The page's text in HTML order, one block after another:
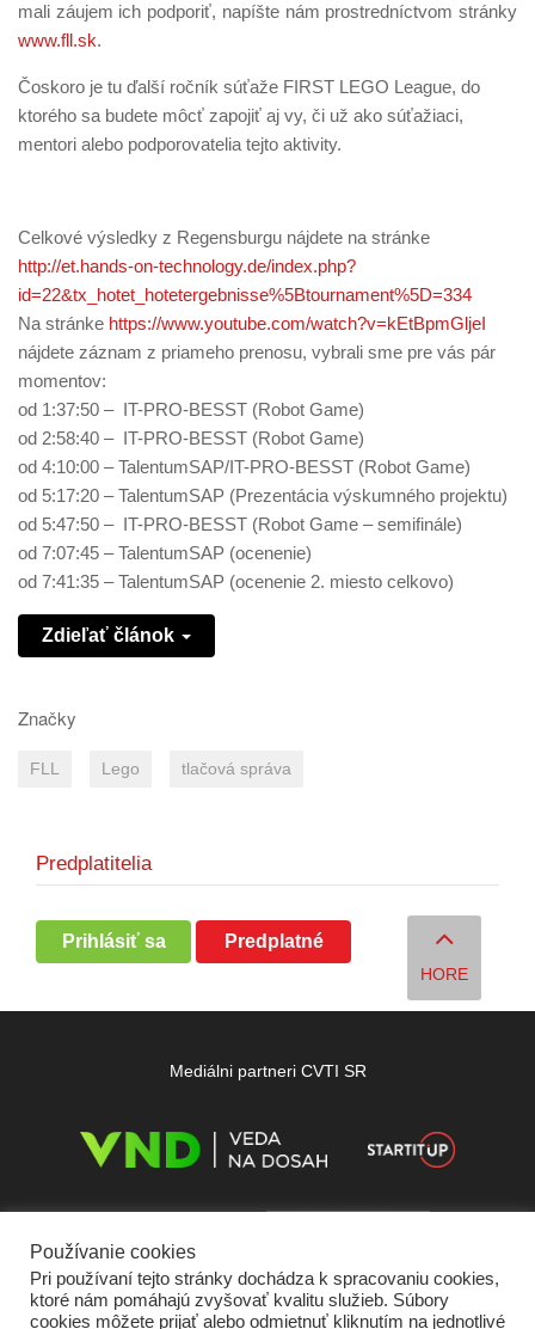
mali záujem ich podporiť, napíšte nám prostredníctvom stránky
www.fll.sk.
Čoskoro je tu ďalší ročník súťaže FIRST LEGO League, do
ktorého sa budete môcť zapojiť aj vy, či už ako súťažiaci,
mentori alebo podporovatelia tejto aktivity.
Celkové výsledky z Regensburgu nájdete na stránke
http://et.hands-on-technology.de/index.php?
id=22&tx_hotet_hotetergebnisse%5Btournament%5D=334
Na stránke https://www.youtube.com/watch?v=kEtBpmGljeI
nájdete záznam z priameho prenosu, vybrali sme pre vás pár
momentov:
od 1:37:50 – IT-PRO-BESST (Robot Game)
od 2:58:40 – IT-PRO-BESST (Robot Game)
od 4:10:00 – TalentumSAP/IT-PRO-BESST (Robot Game)
od 5:17:20 – TalentumSAP (Prezentácia výskumného projektu)
od 5:47:50 – IT-PRO-BESST (Robot Game – semifinále)
od 7:07:45 – TalentumSAP (ocenenie)
od 7:41:35 – TalentumSAP (ocenenie 2. miesto celkovo)
Zdieľať článok
Značky
FLL Lego tlačová správa
Predplatitelia
Prihlásiť sa Predplatné
HORE
Mediálni partneri CVTI SR
Používanie cookies
Pri používaní tejto stránky dochádza k spracovaniu cookies,
ktoré nám pomáhajú zvyšovať kvalitu služieb. Súbory
cookies môžete prijať alebo odmietnuť kliknutím na jednotlivé